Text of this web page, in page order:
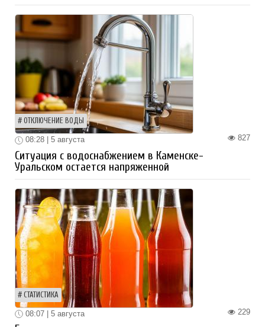
ОТКЛЮЧЕНИЕ ВОДЫ
827
08:28 | 5 августа
Ситуация с водоснабжением в Каменске-
Уральском остается напряженной
СТАТИСТИКА
229
08:07 | 5 августа